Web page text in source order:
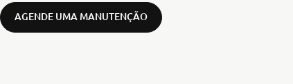
AGENDE UMA MANUTENÇÃO